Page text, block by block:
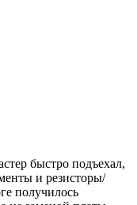
быстро подъехал,
и резисторы/
получилось